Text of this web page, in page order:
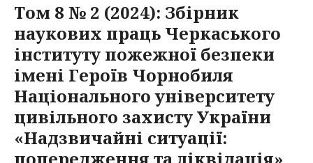
Том 8 № 2 (2024): Збірник
наукових праць Черкаського
інституту пожежної безпеки
імені Героїв Чорнобиля
Національного університету
цивільного захисту України
«Надзвичайні ситуації: